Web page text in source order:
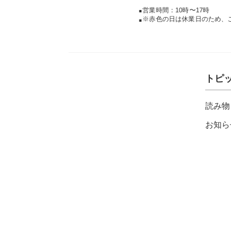
営業時間：10時〜17時
※赤色の日は休業日のため、
トピ
読み
お知